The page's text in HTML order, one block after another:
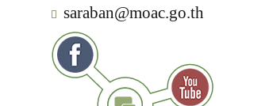
saraban@moac.go.th